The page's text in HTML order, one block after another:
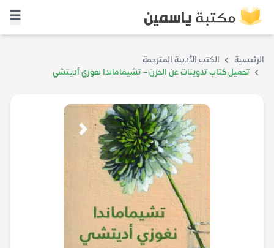
الرئيسية
الكتب الأدبية المترجمة
تحميل كتاب تدوينات عن الحزن – تشيماماندا نغوزي أديتشي